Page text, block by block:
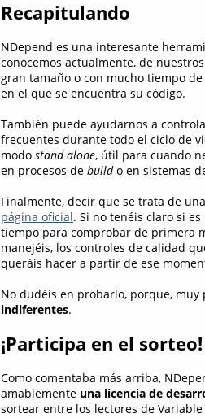
Recapitulando
NDepend es una interesante
conocemos actualmente, de
gran tamaño o con mucho tiempo
en el que se encuentra su código.
También puede ayudarnos a
frecuentes durante todo el ciclo de
modo stand alone, útil para cuando
en procesos de buildo en sistemas
Finalmente, decir que se trata de
página oficial. Si no tenéis claro si
tiempo para comprobar de primera
manejéis, los controles de calidad
queráis hacer a partir de ese
No dudéis en probarlo, porque,
indiferentes.
¡Participa en el sorteo!
Como comentaba más arriba,
amablemente una licencia de
sortear entre los lectores de